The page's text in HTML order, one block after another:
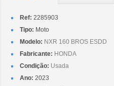
Ref: 2285903
Tipo: Moto
Modelo: NXR 160 BROS ESDD
Fabricante: HONDA
Condição: Usada
Ano: 2023